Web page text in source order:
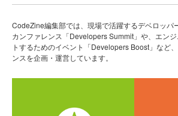
CodeZine編集部では、現場で活躍するデベロッパ
カンファレンス「Developers Summit」や、エン
トするためのイベント「Developers Boost」など
ンスを企画・運営しています。